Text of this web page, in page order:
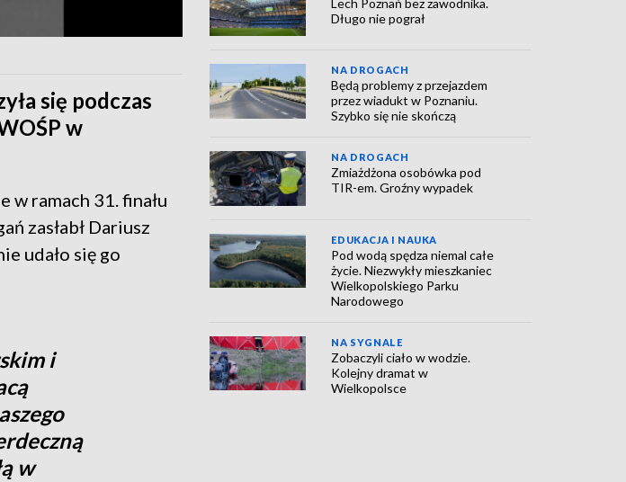
się podczas
w
w ramach 31. finału
zasłabł Dariusz
udało się go
i
w
Długo nie pograł
NA DROGACH
Będą problemy z przejazdem
przez wiadukt w Poznaniu.
Szybko się nie skończą
NA DROGACH
Zmiażdżona osobówka pod
TIR-em. Groźny wypadek
EDUKACJA I NAUKA
Pod wodą spędza niemal całe
życie. Niezwykły mieszkaniec
Wielkopolskiego Parku
Narodowego
NA SYGNALE
Zobaczyli ciało w wodzie.
Kolejny dramat w
Wielkopolsce